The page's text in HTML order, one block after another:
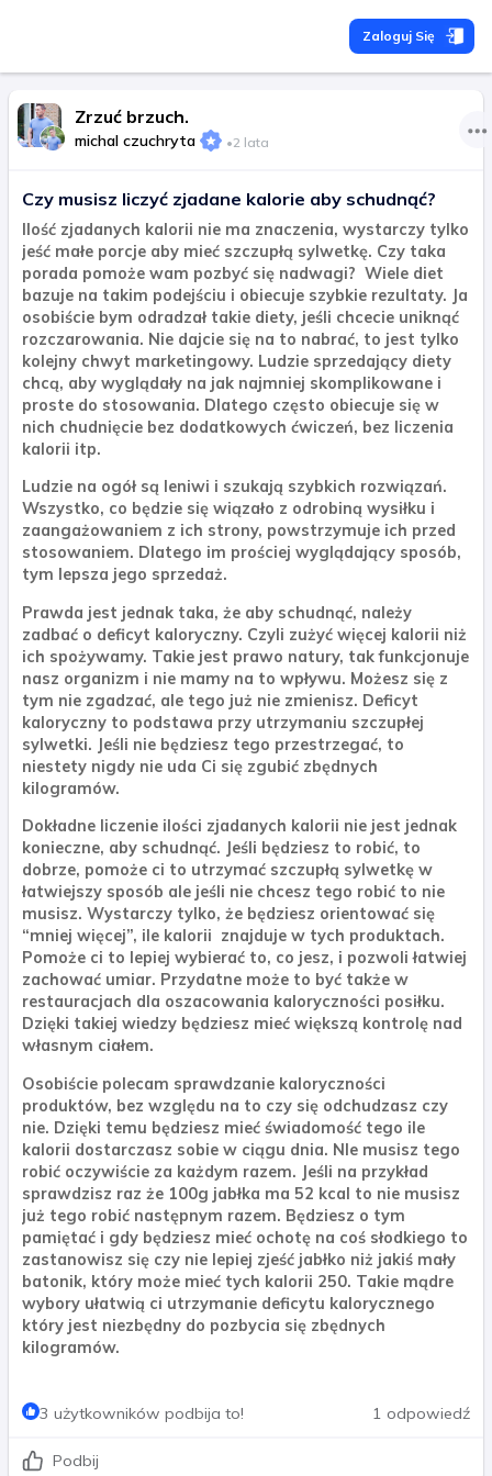
Zaloguj Się
Zrzuć brzuch.
michal czuchryta •2 lata
Czy musisz liczyć zjadane kalorie aby schudnąć?
Ilość zjadanych kalorii nie ma znaczenia, wystarczy tylko
jeść małe porcje aby mieć szczupłą sylwetkę. Czy taka
porada pomoże wam pozbyć się nadwagi? Wiele diet
bazuje na takim podejściu i obiecuje szybkie rezultaty. Ja
osobiście bym odradzał takie diety, jeśli chcecie uniknąć
rozczarowania. Nie dajcie się na to nabrać, to jest tylko
kolejny chwyt marketingowy. Ludzie sprzedający diety
chcą, aby wyglądały na jak najmniej skomplikowane i
proste do stosowania. Dlatego często obiecuje się w
nich chudnięcie bez dodatkowych ćwiczeń, bez liczenia
kalorii itp.
Ludzie na ogół są leniwi i szukają szybkich rozwiązań.
Wszystko, co będzie się wiązało z odrobiną wysiłku i
zaangażowaniem z ich strony, powstrzymuje ich przed
stosowaniem. Dlatego im prościej wyglądający sposób,
tym lepsza jego sprzedaż.
Prawda jest jednak taka, że aby schudnąć, należy
zadbać o deficyt kaloryczny. Czyli zużyć więcej kalorii niż
ich spożywamy. Takie jest prawo natury, tak funkcjonuje
nasz organizm i nie mamy na to wpływu. Możesz się z
tym nie zgadzać, ale tego już nie zmienisz. Deficyt
kaloryczny to podstawa przy utrzymaniu szczupłej
sylwetki. Jeśli nie będziesz tego przestrzegać, to
niestety nigdy nie uda Ci się zgubić zbędnych
kilogramów.
Dokładne liczenie ilości zjadanych kalorii nie jest jednak
konieczne, aby schudnąć. Jeśli będziesz to robić, to
dobrze, pomoże ci to utrzymać szczupłą sylwetkę w
łatwiejszy sposób ale jeśli nie chcesz tego robić to nie
musisz. Wystarczy tylko, że będziesz orientować się
“mniej więcej”, ile kalorii znajduje w tych produktach.
Pomoże ci to lepiej wybierać to, co jesz, i pozwoli łatwiej
zachować umiar. Przydatne może to być także w
restauracjach dla oszacowania kaloryczności posiłku.
Dzięki takiej wiedzy będziesz mieć większą kontrolę nad
własnym ciałem.
Osobiście polecam sprawdzanie kaloryczności
produktów, bez względu na to czy się odchudzasz czy
nie. Dzięki temu będziesz mieć świadomość tego ile
kalorii dostarczasz sobie w ciągu dnia. NIe musisz tego
robić oczywiście za każdym razem. Jeśli na przykład
sprawdzisz raz że 100g jabłka ma 52 kcal to nie musisz
już tego robić następnym razem. Będziesz o tym
pamiętać i gdy będziesz mieć ochotę na coś słodkiego to
zastanowisz się czy nie lepiej zjeść jabłko niż jakiś mały
batonik, który może mieć tych kalorii 250. Takie mądre
wybory ułatwią ci utrzymanie deficytu kalorycznego
który jest niezbędny do pozbycia się zbędnych
kilogramów.
3 użytkowników podbija to! 1 odpowiedź
Podbij